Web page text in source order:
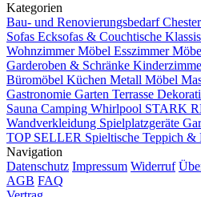
Kategorien
Bau- und Renovierungsbedarf
Sofas Ecksofas & Couchtische
Wohnzimmer Möbel Esszimmer
Garderoben & Schränke
Büromöbel Küchen Metall Möbel
Gastronomie Garten Terrasse
Sauna Camping Whirlpool STARK
Wandverkleidung Spielplatzgeräte
TOP SELLER Spieltische Teppich &
Navigation
Datenschutz Impressum Widerruf
AGB FAQ